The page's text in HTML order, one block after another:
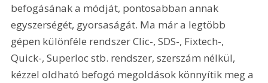
befogásának a módját, pontosabban annak
egyszerségét, gyorsaságát. Ma már a legtöbb
gépen különféle rendszer Clic-, SDS-, Fixtech-,
Quick-, Superloc stb. rendszer, szerszám nélkül,
kézzel oldható befogó megoldások könnyítik meg a